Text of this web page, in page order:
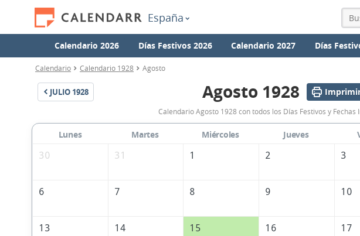
España
Calendario 2026 Días Festivos 2026 Calendario 2027 Días
Calendario Calendario 1928 Agosto
JULIO 1928
Agosto
1928
Agosto 1928
Calendario Agosto 1928 con todos los Días Festivos y Fechas
Lunes Martes Miércoles Jueves
30
31 1 2 3
6 7 8 9 10
13 14 15 16 17